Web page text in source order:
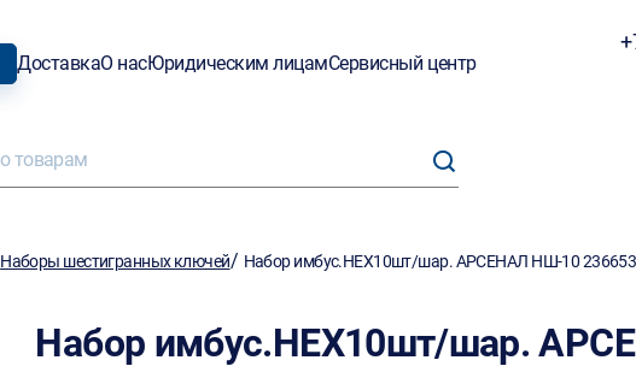
ДоставкаО насЮридическим лицамСервисный центр
Наборы шестигранных ключей/ Набор имбус.HEX10шт/шар. АРСЕНАЛ НШ-10
Набор имбус.HEX10шт/шар.